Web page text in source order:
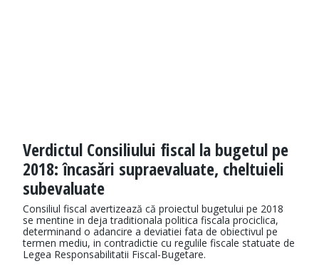
Verdictul Consiliului fiscal la bugetul pe
2018: încasări supraevaluate, cheltuieli
subevaluate
Consiliul fiscal avertizează că proiectul bugetului pe 2018
se mentine in deja traditionala politica fiscala prociclica,
determinand o adancire a deviatiei fata de obiectivul pe
termen mediu, in contradictie cu regulile fiscale statuate de
Legea Responsabilitatii Fiscal-Bugetare.